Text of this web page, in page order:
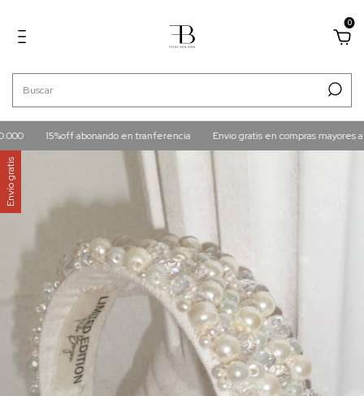
0
15%off abonando en tranferencia Envio gratis en compras mayores a
Envío gratis